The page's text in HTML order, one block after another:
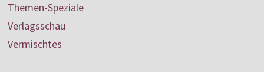
Themen-Speziale
Verlagsschau
Vermischtes